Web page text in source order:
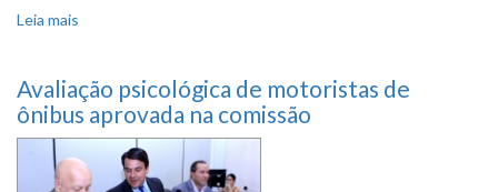
Leia mais
Avaliação psicológica de motoristas de
ônibus aprovada na comissão